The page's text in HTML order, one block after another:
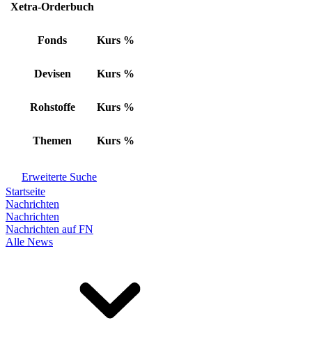
Xetra-Orderbuch
Fonds Kurs %
Devisen Kurs %
Rohstoffe Kurs %
Themen Kurs %
Erweiterte Suche
Startseite
Nachrichten
Nachrichten
Nachrichten auf FN
Alle News